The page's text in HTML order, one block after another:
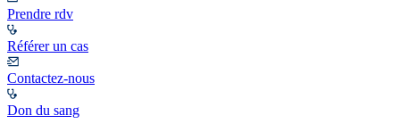
Prendre rdv
Référer un cas
Contactez-nous
Don du sang